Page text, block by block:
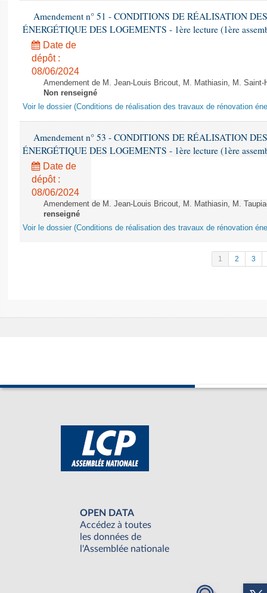
Amendement n° 51 - CONDITIONS DE RÉALISATION
ÉNERGÉTIQUE DES LOGEMENTS - 1ère lecture (1ère
Date de
dépôt :
08/06/2024
Amendement de M. Jean-Louis Bricout, M. Mathiasin, M.
Non renseigné
Voir le dossier (Conditions de réalisation des travaux de rénovation
Amendement n° 53 - CONDITIONS DE RÉALISATION
ÉNERGÉTIQUE DES LOGEMENTS - 1ère lecture (1ère
Date de
dépôt :
08/06/2024
Amendement de M. Jean-Louis Bricout, M. Mathiasin, M.
renseigné
Voir le dossier (Conditions de réalisation des travaux de rénovation
1 2 3
OPEN DATA
Accédez à toutes
les données de
l'Assemblée nationale